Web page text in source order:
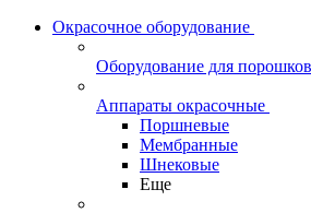
Окрасочное оборудование
Оборудование для
Аппараты окрасочные
Поршневые
Мембранные
Шнековые
Еще